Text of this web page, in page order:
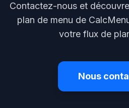
Contactez-nous et
plan de menu de
votre flux de
Nous